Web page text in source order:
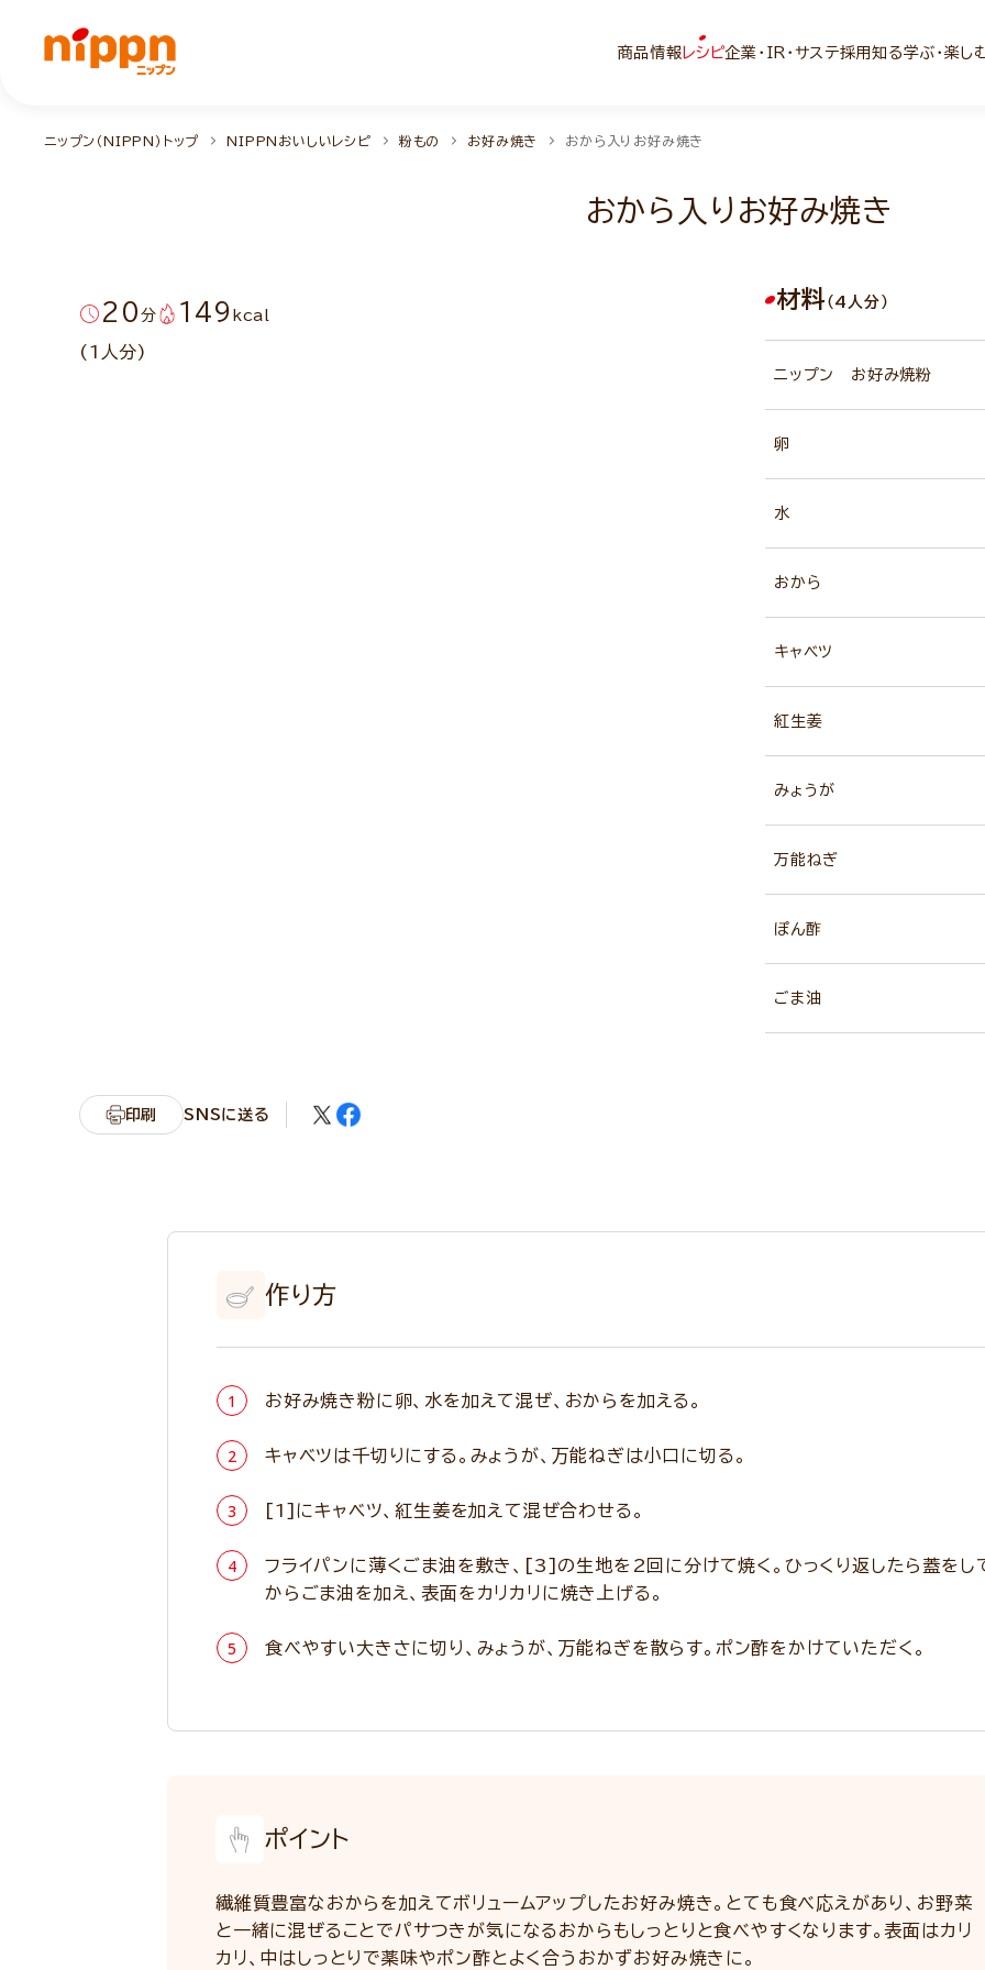
商品情報 レシピ企業・IR・サステ採用知る学ぶ・楽し
ニップン（NIPPN）トップ NIPPNおいしいレシピ 粉もの お好み焼き おから入りお好み焼き
おから入りお好み焼き
20 分 149 kcal
(1人分)
材料 （4人分）
ニップン お好み焼粉
卵
水
おから
キャベツ
紅生姜
みょうが
万能ねぎ
ぽん酢
ごま油
印刷 SNSに送る
作り方
お好み焼き粉に卵、水を加えて混ぜ、おからを加える。
キャベツは千切りにする。みょうが、万能ねぎは小口に切る。
[1]にキャベツ、紅生姜を加えて混ぜ合わせる。
フライパンに薄くごま油を敷き、[3]の生地を2回に分けて焼く。ひっくり返したら蓋をし
からごま油を加え、表面をカリカリに焼き上げる。
食べやすい大きさに切り、みょうが、万能ねぎを散らす。ポン酢をかけていただく。
ポイント
繊維質豊富なおからを加えてボリュームアップしたお好み焼き。とても食べ応えがあり、お野菜
と一緒に混ぜることでパサつきが気になるおからもしっとりと食べやすくなります。表面はカリ
カリ、中はしっとりで薬味やポン酢とよく合うおかずお好み焼きに。